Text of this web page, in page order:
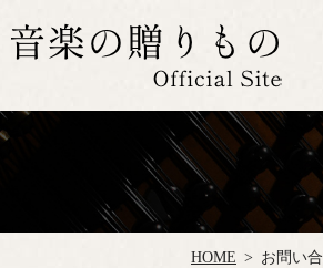
HOME お問い